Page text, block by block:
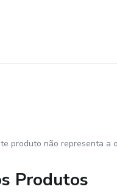
produto não representa a
Produtos